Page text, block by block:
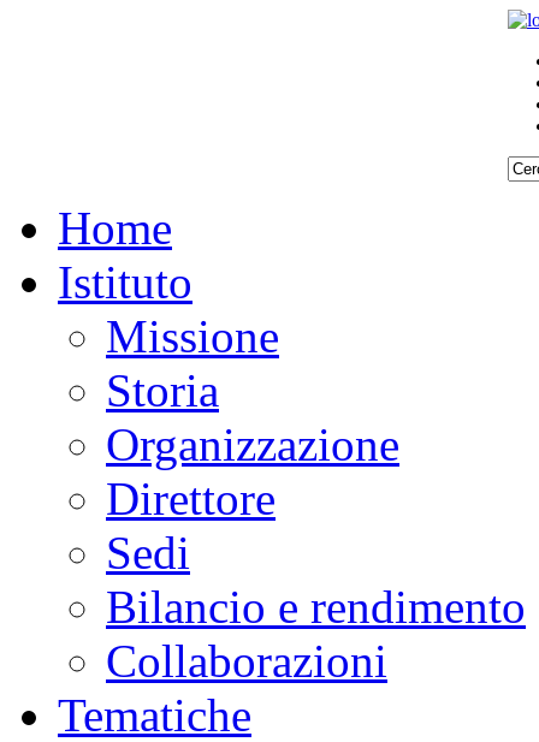
Home
Istituto
Missione
Storia
Organizzazione
Direttore
Sedi
Bilancio e rendimento
Collaborazioni
Tematiche